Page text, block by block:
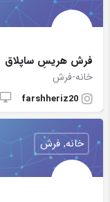
فرش هریسِ ساپلاق
خانه-فرش
farshheriz20
خانه, فرش